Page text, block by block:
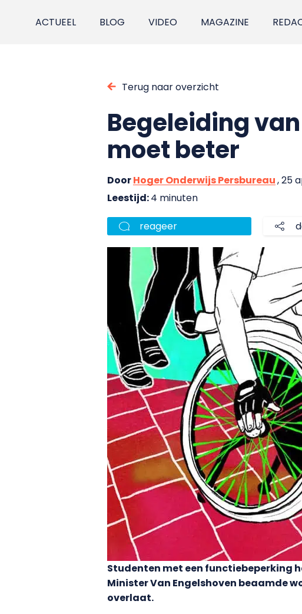
ACTUEEL BLOG VIDEO MAGAZINE
Terug naar overzicht
Begeleiding
moet beter
DoorHoger Onderwijs Persbureau, 25
Leestijd:4 minuten
reageer
Studenten met een functiebeperking
Minister Van Engelshoven beaamde
overlaat.